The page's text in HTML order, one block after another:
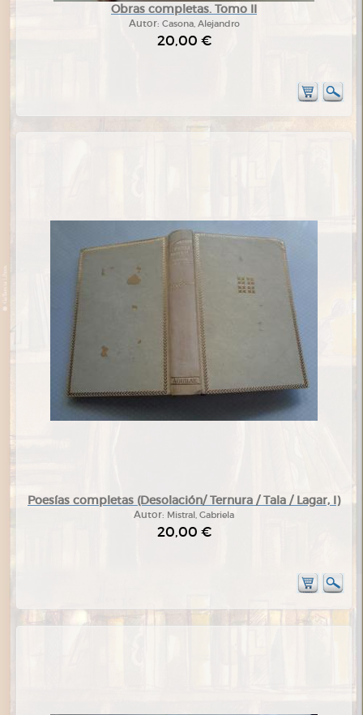
Obras completas. Tomo II
Autor: Casona, Alejandro
20,00 €
Poesías completas (Desolación/ Ternura / Tala / Lagar, I)
Autor: Mistral, Gabriela
20,00 €